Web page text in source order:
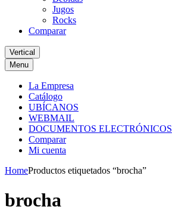
Jugos
Rocks
Comparar
Vertical
Menu
La Empresa
Catálogo
UBÍCANOS
WEBMAIL
DOCUMENTOS ELECTRÓNICOS
Comparar
Mi cuenta
HomeProductos etiquetados “brocha”
brocha